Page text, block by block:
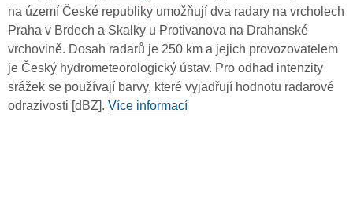
na území České republiky umožňují dva radary na vrcholech
Praha v Brdech a Skalky u Protivanova na Drahanské
vrchovině. Dosah radarů je 250 km a jejich provozovatelem
je Český hydrometeorologický ústav. Pro odhad intenzity
srážek se používají barvy, které vyjadřují hodnotu radarové
odrazivosti [dBZ]. Více informací